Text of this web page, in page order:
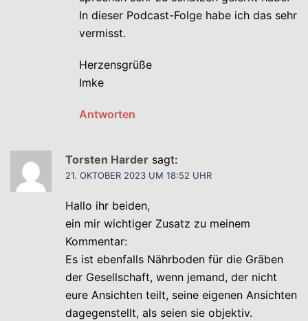
In dieser Podcast-Folge habe ich das sehr
vermisst.
Herzensgrüße
Imke
Antworten
Torsten Harder sagt:
21. OKTOBER 2023 UM 18:52 UHR
Hallo ihr beiden,
ein mir wichtiger Zusatz zu meinem
Kommentar:
Es ist ebenfalls Nährboden für die Gräben
der Gesellschaft, wenn jemand, der nicht
eure Ansichten teilt, seine eigenen Ansichten
dagegenstellt, als seien sie objektiv.